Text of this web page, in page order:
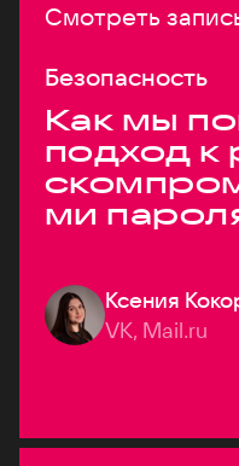
Смотреть
Безопасность
Как мы
подход к
ми
Ксения
VK, Mail.ru